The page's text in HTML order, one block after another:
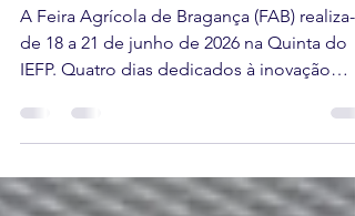
produtos do território
A Feira Agrícola de Bragança (FAB) realiza-
IEFP. Quatro dias dedicados à inovação
agrícola, raças autóctones, mel, pão e às
tradições transmontanas.